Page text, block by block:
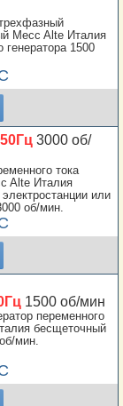
Mecc Alte Италия
1500
3000 об/
тока
Alte Италия
или
об/мин.
1500 об/мин
переменного
бесщеточный
мин.